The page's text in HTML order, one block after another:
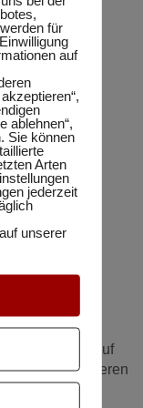
22
ein paar
regen Zulauf
allem in unseren
für
auf
ablehnen“,
Sie können
Arten
jederzeit
unserer